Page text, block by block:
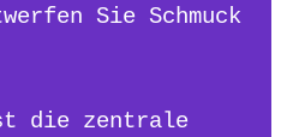
Sie Schmuck
ist die zentrale